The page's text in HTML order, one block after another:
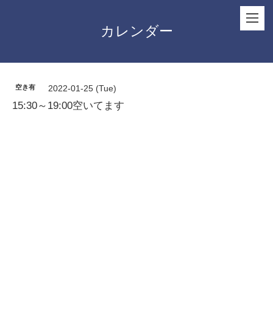
カレンダー
空き有 2022-01-25 (Tue)
15:30～19:00空いてます